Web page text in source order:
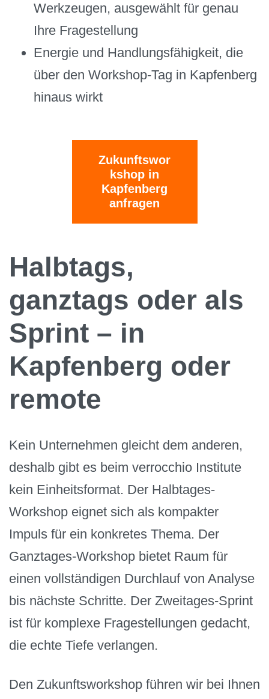
Werkzeugen, ausgewählt für genau
Ihre Fragestellung
Energie und Handlungsfähigkeit, die
über den Workshop-Tag in Kapfenberg
hinaus wirkt
Zukunftswor
kshop in
Kapfenberg
anfragen
Halbtags,
ganztags oder als
Sprint – in
Kapfenberg oder
remote
Kein Unternehmen gleicht dem anderen,
deshalb gibt es beim verrocchio Institute
kein Einheitsformat. Der Halbtages-
Workshop eignet sich als kompakter
Impuls für ein konkretes Thema. Der
Ganztages-Workshop bietet Raum für
einen vollständigen Durchlauf von Analyse
bis nächste Schritte. Der Zweitages-Sprint
ist für komplexe Fragestellungen gedacht,
die echte Tiefe verlangen.
Den Zukunftsworkshop führen wir bei Ihnen